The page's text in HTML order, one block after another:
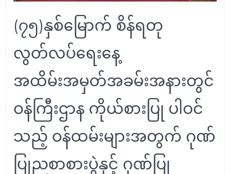
(၇၅)နှစ်မြောက် စိန်ရတု
လွတ်လပ်ရေးနေ့
အထိမ်းအမှတ်အခမ်းအနားတွင်
ဝန်ကြီးဌာန ကိုယ်စားပြု ပါဝင်
သည့် ဝန်ထမ်းများအတွက် ဂုဏ်
ပြုညစာစားပွဲနှင့် ဂုဏ်ပြု